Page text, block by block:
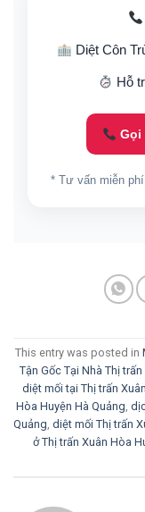
Diệt Côn
Hỗ
Gọi
* Tư vấn miễn
This entry was posted in
Tận Gốc Tại Nhà Thị
diệt mối tại Thị trấn
Hòa Huyện Hà Quảng,
Quảng, diệt mối Thị trấn
ở Thị trấn Xuân Hòa